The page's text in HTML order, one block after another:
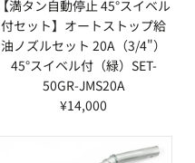
【満タン自動停止 45°スイベル
付セット】オートストップ給
油ノズルセット 20A（3/4"）
45°スイベル付（緑）SET-
50GR-JMS20A
¥14,000